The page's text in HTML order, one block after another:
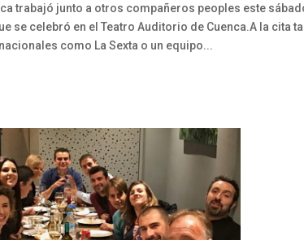
trabajó junto a otros compañeros peoples este
se celebró en el Teatro Auditorio de Cuenca.A la cita
como La Sexta o un equipo...